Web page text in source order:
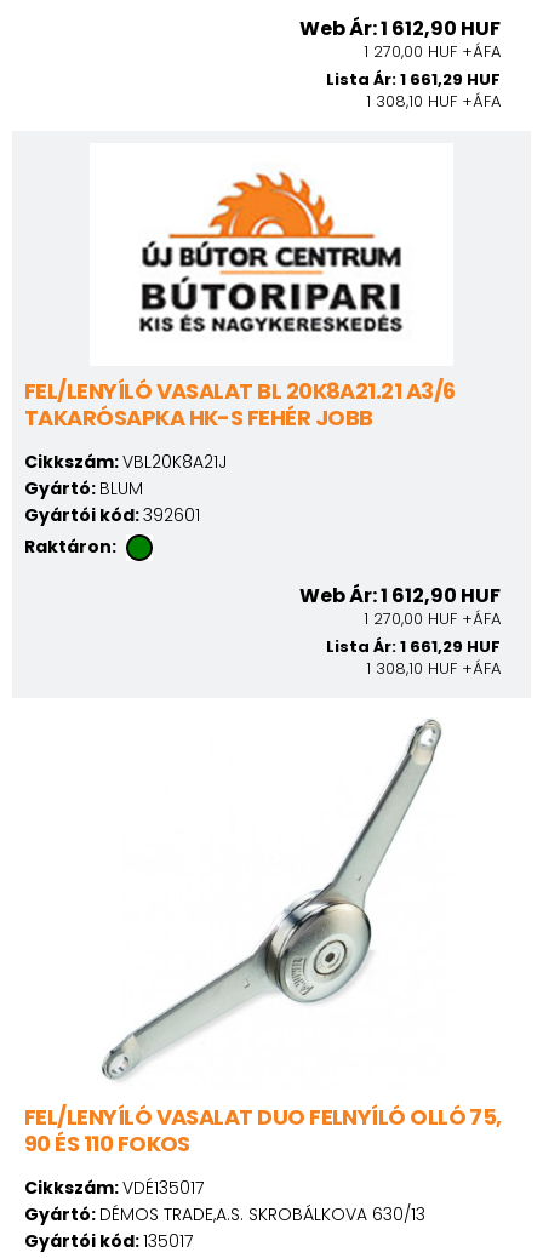
Web Ár: 1 612,90 HUF
1 270,00 HUF +ÁFA
Lista Ár: 1 661,29 HUF
1 308,10 HUF +ÁFA
FEL/LENYÍLÓ VASALAT BL 20K8A21.21 A3/6
TAKARÓSAPKA HK-S FEHÉR JOBB
Cikkszám:VBL20K8A21J
Gyártó: BLUM
Gyártói kód:392601
Raktáron:
Web Ár: 1 612,90 HUF
1 270,00 HUF +ÁFA
Lista Ár: 1 661,29 HUF
1 308,10 HUF +ÁFA
FEL/LENYÍLÓ VASALAT DUO FELNYÍLÓ OLLÓ 75,
90 ÉS 110 FOKOS
Cikkszám:VDÉ135017
Gyártó: DÉMOS TRADE,A.S. SKROBÁLKOVA 630/13
Gyártói kód:135017